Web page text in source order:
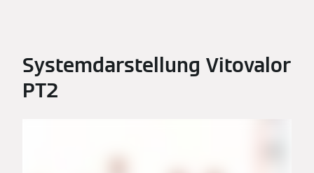
Systemdarstellung Vitovalor
PT2